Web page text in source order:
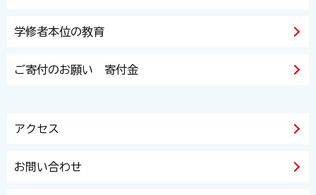
学修者本位の教育
ご寄付のお願い 寄付金
アクセス
お問い合わせ